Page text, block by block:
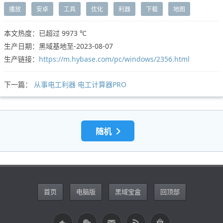
播放 安卓 工具 优化 利器 下载 地图
本文热度：已超过 9973 ℃
生产日期：黑域基地至-2023-08-07
生产链接： https://m.hybase.com/pc/windows/2356.html
下一篇： 从事电工利器 电工计算器PRO
随机
首页 电脑版 黑域宝盒 回顶部